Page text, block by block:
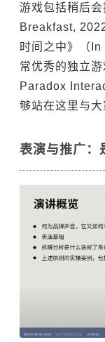
游戏包括稍后
Breakfast,
时间之中》（
常优秀的独立
Paradox
够站在这里与大
表演与推广：